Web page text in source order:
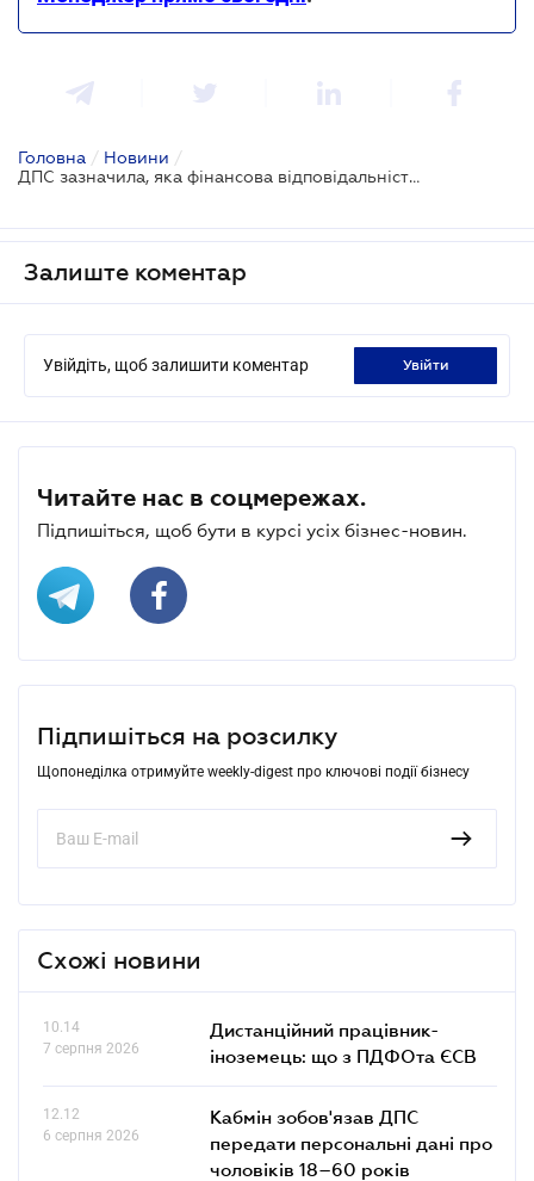
Головна / Новини /
ДПС зазначила, яка фінансова відповідальність настає за порушення трудового законодавства
Залиште коментар
Увійдіть, щоб залишити коментар увійти
Читайте нас в соцмережах.
Підпишіться, щоб бути в курсі усіх бізнес-новин.
Підпишіться на розсилку
Щопонеділка отримуйте weekly-digest про ключові події бізнесу
Схожі новини
10.14
7 серпня 2026
Дистанційний працівник-
іноземець: що з ПДФОта ЄСВ
12.12
6 серпня 2026
Кабмін зобов'язав ДПС
передати персональні дані про
чоловіків 18–60 років